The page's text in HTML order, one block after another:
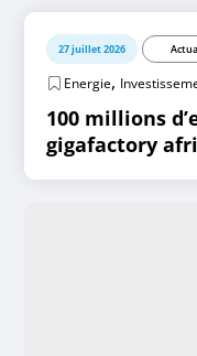
27 juillet 2026
Energie,
100 millions
gigafactory